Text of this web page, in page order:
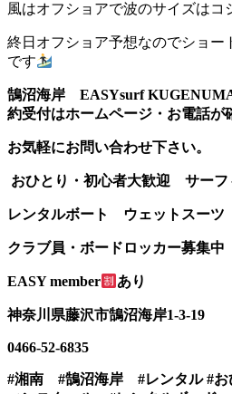
風はオフショアで波のサイズはコ
終日オフショア予想なのでショー
です
鵠沼海岸 EASYsurf
約受付はホームページ・お電話が
お気軽にお問い合わせ下さい。
おひとり・初心者大歓迎 サーフ
レンタルボート ウェットスーツ
クラブ員・ボードロッカー募集中
EASY member あり
神奈川県藤沢市鵠沼海岸1-3-
0466-52-6835
#湘南 #鵠沼海岸 #レンタル #